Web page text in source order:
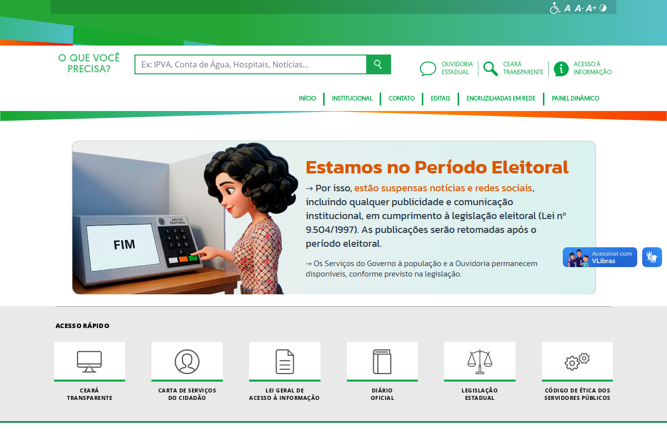
O QUE VOCÊ
PRECISA?
OUVIDORIA
ESTADUAL
CEARÁ
TRANSPARENTE
ACESSO À
INFORMAÇÃO
INÍCIO INSTITUCIONAL CONTATO EDITAIS ENCRUZILHADAS EM REDE PAINEL DINÂMICO
ACESSO RÁPIDO
CEARÁ
TRANSPARENTE
CARTA DE SERVIÇOS
DO CIDADÃO
LEI GERAL DE
ACESSO À INFORMAÇÃO
DIÁRIO
OFICIAL
LEGISLAÇÃO
ESTADUAL
CÓDIGO DE ÉTICA DOS
SERVIDORES PÚBLICOS